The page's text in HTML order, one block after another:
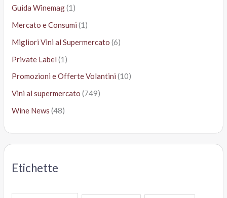
Guida Winemag(1)
Mercato e Consumi (1)
Migliori Vini al Supermercato (6)
Private Label (1)
Promozioni e Offerte Volantini (10)
Vini al supermercato (749)
Wine News (48)
Etichette